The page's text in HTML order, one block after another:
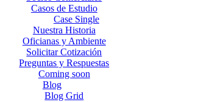
Casos de Estudio
Case Single
Nuestra Historia
Oficianas y Ambiente
Solicitar Cotización
Preguntas y Respuestas
Coming soon
Blog
Blog Grid